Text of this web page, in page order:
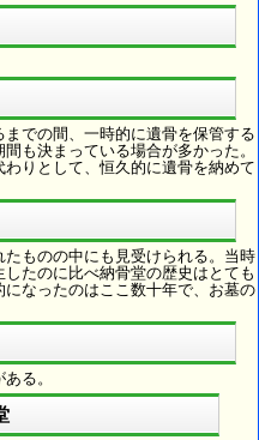
までの間、一時的に遺骨を保管する
も決まっている場合が多かった。
りとして、恒久的に遺骨を納めて
ものの中にも見受けられる。当時
たのに比べ納骨堂の歴史はとても
なったのはここ数十年で、お墓の
る。